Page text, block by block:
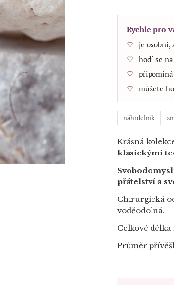
Rychle pro
je osobní,
hodí se
můžete
náhrdelník
Krásná
klasickými
přátelství a
Chirurgická
voděodolná.
Celkové
Průměr